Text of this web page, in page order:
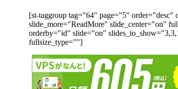
[st-taggroup tag="64" page="5"
slide_more="ReadMore" slide_center="on"
orderby="id" slide="on"
fullsize_type=""]